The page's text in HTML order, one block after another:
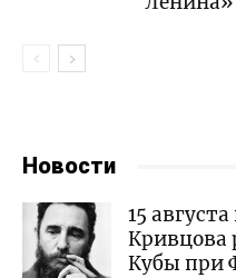
Новости
15
Кривцова
Кубы при